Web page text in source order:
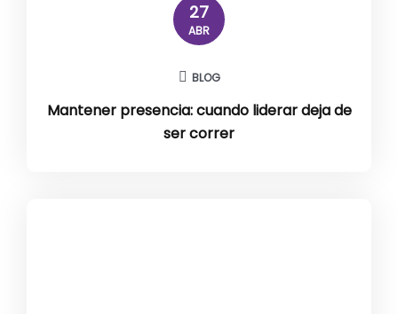
27
ABR
BLOG
Mantener presencia: cuando liderar deja de
ser correr